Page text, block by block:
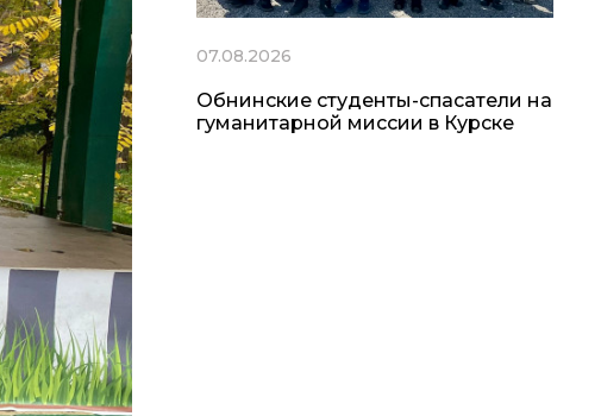
07.08.2026
Обнинские студенты-спасатели на
гуманитарной миссии в Курске